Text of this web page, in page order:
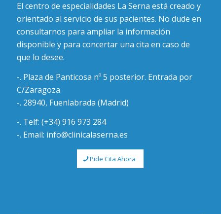
El centro de especialidades La Serna está creado y
orientado al servicio de sus pacientes. No dude en
consultarnos para ampliar la información
disponible y para concertar una cita en caso de
que lo desee.
-. Plaza de Panticosa nº 5 posterior. Entrada por
C/Zaragoza
-. 28940, Fuenlabrada (Madrid)
-. Telf: (+34) 916 973 284
-. Email: info@clinicalaserna.es
Pide Cita Ahora